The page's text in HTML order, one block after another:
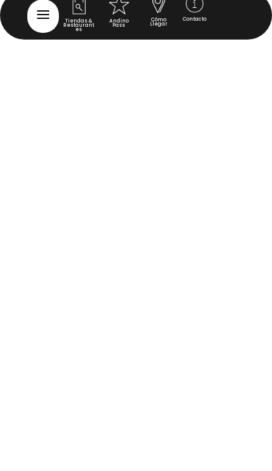
Tiendas &
Restaurant
es
Andino
Pass
Cómo
Llegar
Contacto